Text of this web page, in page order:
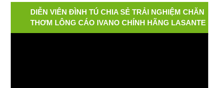
DIỄN VIÊN ĐÌNH TÚ CHIA SẺ TRẢI NGHIỆM CHĂN
THƠM LÔNG CÁO IVANO CHÍNH HÃNG LASANTE